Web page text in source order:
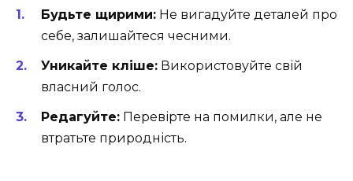
Будьте щирими: Не вигадуйте деталей про
себе, залишайтеся чесними.
Уникайте кліше: Використовуйте свій
власний голос.
Редагуйте: Перевірте на помилки, але не
втратьте природність.